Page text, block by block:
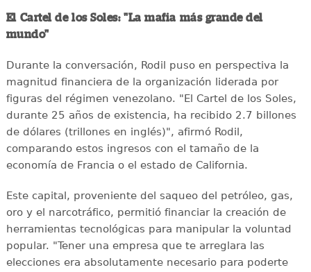
El Cartel de los Soles: "La mafia más grande del
mundo"
Durante la conversación, Rodil puso en perspectiva la
magnitud financiera de la organización liderada por
figuras del régimen venezolano. "El Cartel de los Soles,
durante 25 años de existencia, ha recibido 2.7 billones
de dólares (trillones en inglés)", afirmó Rodil,
comparando estos ingresos con el tamaño de la
economía de Francia o el estado de California.
Este capital, proveniente del saqueo del petróleo, gas,
oro y el narcotráfico, permitió financiar la creación de
herramientas tecnológicas para manipular la voluntad
popular. "Tener una empresa que te arreglara las
elecciones era absolutamente necesario para poderte